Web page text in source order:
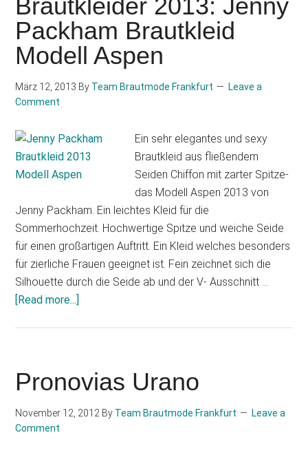
Fashion
Collection
2014
Brautkleider 2013: Jenny
Packham Brautkleid
Modell Aspen
März 12, 2013 By Team Brautmode Frankfurt
Leave a
Comment
Ein sehr elegantes und sexy
Brautkleid aus fließendem
Seiden Chiffon mit zarter Spitze-
das Modell Aspen 2013 von
Jenny Packham. Ein leichtes Kleid für die
Sommerhochzeit. Hochwertige Spitze und weiche Seide
für einen großartigen Auftritt. Ein Kleid welches besonders
für zierliche Frauen geeignet ist. Fein zeichnet sich die
Silhouette durch die Seide ab und der V- Ausschnitt …
[Read more...]
Packham
Brautkleid
Modell
Pronovias Urano
November 12, 2012 By Team Brautmode Frankfurt
Leave a
Comment